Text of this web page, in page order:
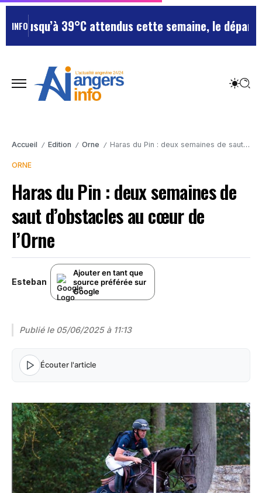
INFO 39°C attendus cette semaine, le
Accueil / Edition / Orne / Haras du Pin : deux semaines de saut d’obstacles au cœur de l’Orne
ORNE
Haras du Pin : deux semaines de
saut d’obstacles au cœur de
l’Orne
Esteban
Ajouter en tant que
source préférée sur
Google
Publié le 05/06/2025 à 11:13
Écouter l'article